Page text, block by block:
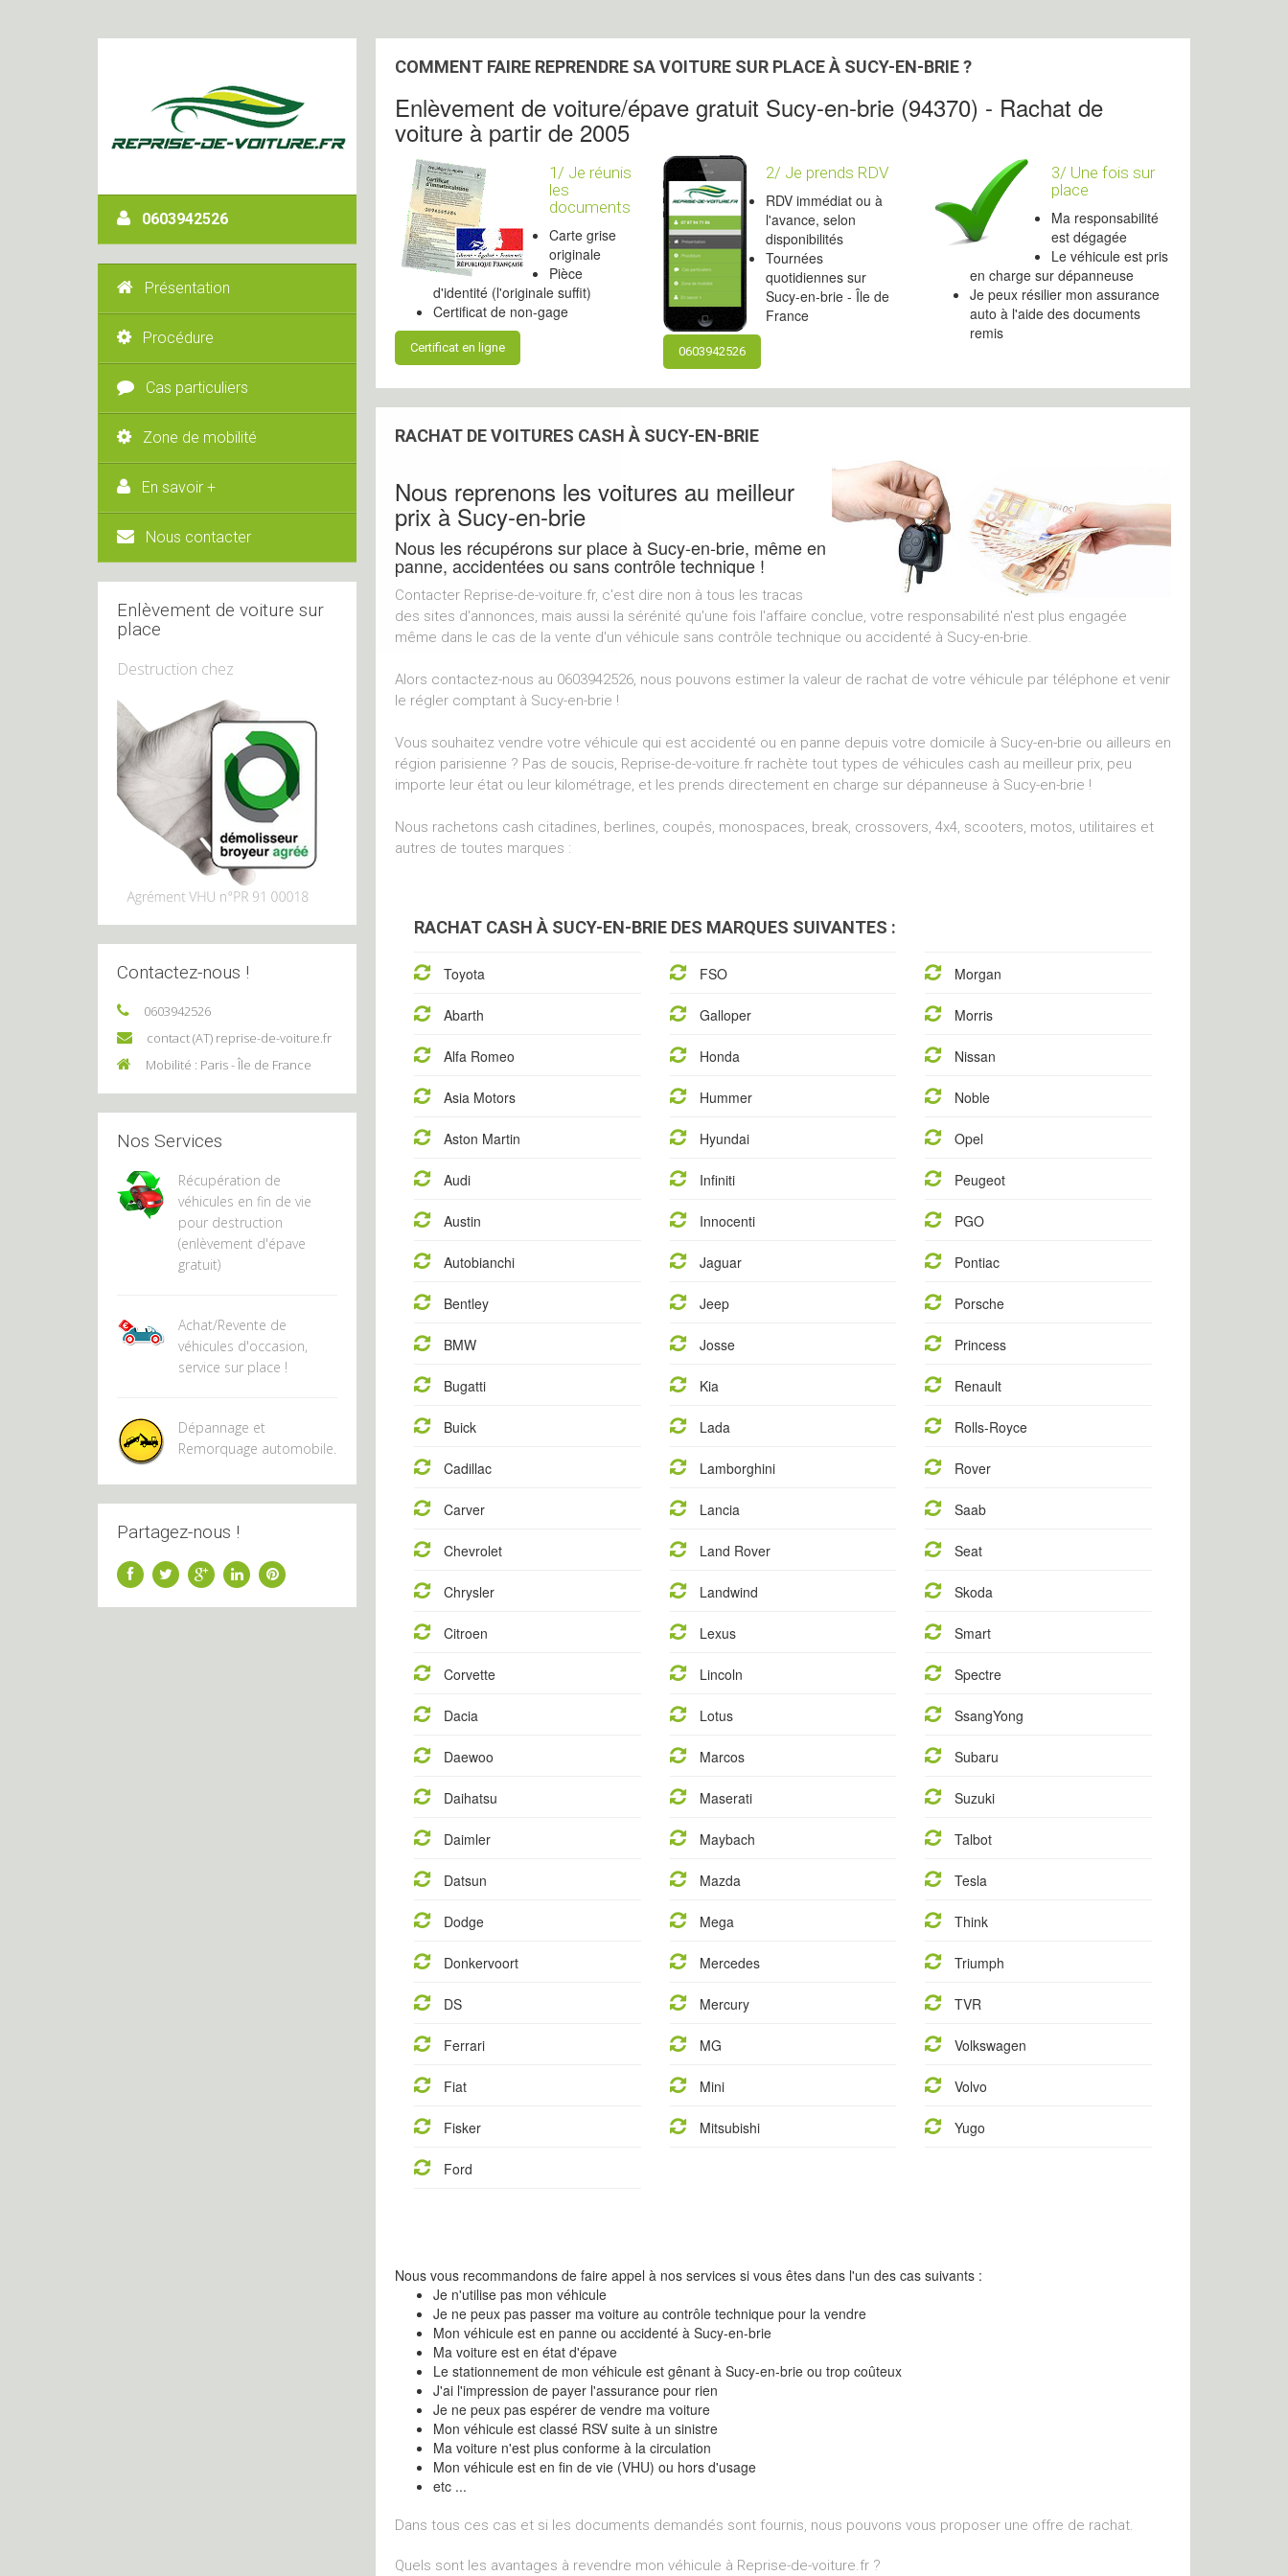
0603942526
Présentation
Procédure
Cas particuliers
Zone de mobilité
En savoir +
Nous contacter
Enlèvement de voiture sur
place
Destruction chez
Contactez-nous !
0603942526
contact (AT) reprise-de-voiture.fr
Mobilité : Paris - Île de France
Nos Services
Récupération de
véhicules en fin de vie
pour destruction
(enlèvement d'épave
gratuit)
Achat/Revente de
véhicules d'occasion,
service sur place !
Dépannage et
Remorquage automobile.
Partagez-nous !
COMMENT FAIRE REPRENDRE SA VOITURE SUR PLACE À SUCY-EN-BRIE ?
Enlèvement de voiture/épave gratuit Sucy-en-brie (94370) - Rachat de
voiture à partir de 2005
1/ Je réunis
les
documents
Carte grise
originale
Pièce
d'identité (l'originale suffit)
Certificat de non-gage
Certificat en ligne
2/ Je prends RDV
RDV immédiat ou à
l'avance, selon
disponibilités
Tournées
quotidiennes sur
Sucy-en-brie - Île de
France
0603942526
3/ Une fois sur
place
Ma responsabilité
est dégagée
Le véhicule est pris
en charge sur dépanneuse
Je peux résilier mon assurance
auto à l'aide des documents
remis
RACHAT DE VOITURES CASH À SUCY-EN-BRIE
Nous reprenons les voitures au meilleur
prix à Sucy-en-brie
Nous les récupérons sur place à Sucy-en-brie, même en
panne, accidentées ou sans contrôle technique !
Contacter Reprise-de-voiture.fr, c'est dire non à tous les tracas
des sites d'annonces, mais aussi la sérénité qu'une fois l'affaire conclue, votre responsabilité n'est plus engagée
même dans le cas de la vente d'un véhicule sans contrôle technique ou accidenté à Sucy-en-brie.
Alors contactez-nous au 0603942526, nous pouvons estimer la valeur de rachat de votre véhicule par téléphone et venir
le régler comptant à Sucy-en-brie !
Vous souhaitez vendre votre véhicule qui est accidenté ou en panne depuis votre domicile à Sucy-en-brie ou ailleurs en
région parisienne ? Pas de soucis, Reprise-de-voiture.fr rachète tout types de véhicules cash au meilleur prix, peu
importe leur état ou leur kilométrage, et les prends directement en charge sur dépanneuse à Sucy-en-brie !
Nous rachetons cash citadines, berlines, coupés, monospaces, break, crossovers, 4x4, scooters, motos, utilitaires et
autres de toutes marques :
RACHAT CASH À SUCY-EN-BRIE DES MARQUES SUIVANTES :
Toyota
Abarth
Alfa Romeo
Asia Motors
Aston Martin
Audi
Austin
Autobianchi
Bentley
BMW
Bugatti
Buick
Cadillac
Carver
Chevrolet
Chrysler
Citroen
Corvette
Dacia
Daewoo
Daihatsu
Daimler
Datsun
Dodge
Donkervoort
DS
Ferrari
Fiat
Fisker
Ford
FSO
Galloper
Honda
Hummer
Hyundai
Infiniti
Innocenti
Jaguar
Jeep
Josse
Kia
Lada
Lamborghini
Lancia
Land Rover
Landwind
Lexus
Lincoln
Lotus
Marcos
Maserati
Maybach
Mazda
Mega
Mercedes
Mercury
MG
Mini
Mitsubishi
Morgan
Morris
Nissan
Noble
Opel
Peugeot
PGO
Pontiac
Porsche
Princess
Renault
Rolls-Royce
Rover
Saab
Seat
Skoda
Smart
Spectre
SsangYong
Subaru
Suzuki
Talbot
Tesla
Think
Triumph
TVR
Volkswagen
Volvo
Yugo
Nous vous recommandons de faire appel à nos services si vous êtes dans l'un des cas suivants :
Je n'utilise pas mon véhicule
Je ne peux pas passer ma voiture au contrôle technique pour la vendre
Mon véhicule est en panne ou accidenté à Sucy-en-brie
Ma voiture est en état d'épave
Le stationnement de mon véhicule est gênant à Sucy-en-brie ou trop coûteux
J'ai l'impression de payer l'assurance pour rien
Je ne peux pas espérer de vendre ma voiture
Mon véhicule est classé RSV suite à un sinistre
Ma voiture n'est plus conforme à la circulation
Mon véhicule est en fin de vie (VHU) ou hors d'usage
etc ...
Dans tous ces cas et si les documents demandés sont fournis, nous pouvons vous proposer une offre de rachat.
Quels sont les avantages à revendre mon véhicule à Reprise-de-voiture.fr ?